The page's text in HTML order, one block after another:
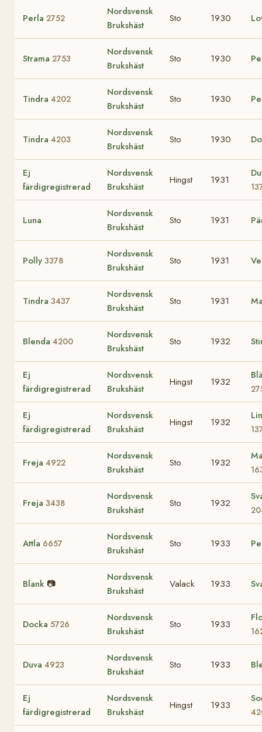
Perla 2752
Nordsvensk
Brukshäst
Sto 1930
Strama 2753
Nordsvensk
Brukshäst
Sto 1930
Tindra 4202
Nordsvensk
Brukshäst
Sto 1930
Tindra 4203
Nordsvensk
Brukshäst
Sto 1930
Ej
färdigregistrerad
Nordsvensk
Brukshäst
Hingst 1931
Luna
Nordsvensk
Brukshäst
Sto 1931
Polly 3378
Nordsvensk
Brukshäst
Sto 1931
Tindra 3437
Nordsvensk
Brukshäst
Sto 1931
Blenda 4200
Nordsvensk
Brukshäst
Sto 1932
Ej
färdigregistrerad
Nordsvensk
Brukshäst
Hingst 1932
Ej
färdigregistrerad
Nordsvensk
Brukshäst
Hingst 1932
Freja 4922
Nordsvensk
Brukshäst
Sto 1932
Freja 3438
Nordsvensk
Brukshäst
Sto 1932
Attla 6657
Nordsvensk
Brukshäst
Sto 1933
Blank 📷
Nordsvensk
Brukshäst
Valack 1933
Docka 5726
Nordsvensk
Brukshäst
Sto 1933
Duva 4923
Nordsvensk
Brukshäst
Sto 1933
Ej
färdigregistrerad
Nordsvensk
Brukshäst
Hingst 1933